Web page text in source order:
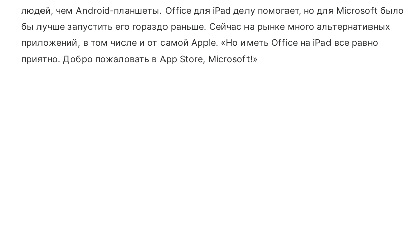
людей, чем Android-планшеты. Office для iPad делу помогает, но для Microsoft было
бы лучше запустить его гораздо раньше. Сейчас на рынке много альтернативных
приложений, в том числе и от самой Apple. «Но иметь Office на iPad все равно
приятно. Добро пожаловать в App Store, Microsoft!»